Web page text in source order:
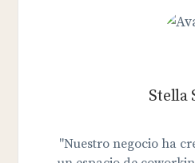
Stella
"Nuestro negocio ha